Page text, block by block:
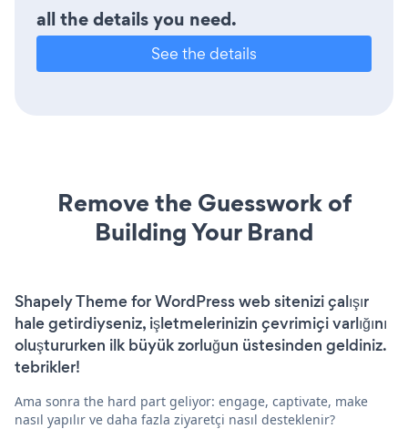
all the details you need.
See the details
Remove the Guesswork of
Building Your Brand
Shapely Theme for WordPress web sitenizi çalışır
hale getirdiyseniz, işletmelerinizin çevrimiçi varlığını
oluştururken ilk büyük zorluğun üstesinden geldiniz.
tebrikler!
Ama sonra the hard part geliyor: engage, captivate, make
nasıl yapılır ve daha fazla ziyaretçi nasıl desteklenir?